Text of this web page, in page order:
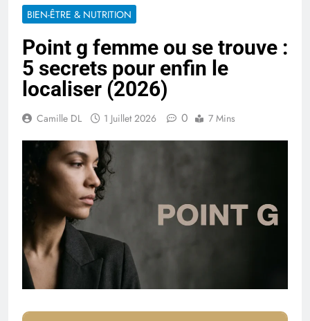
BIEN-ÊTRE & NUTRITION
Point g femme ou se trouve :
5 secrets pour enfin le
localiser (2026)
Camille DL 1 Juillet 2026 0 7 Mins